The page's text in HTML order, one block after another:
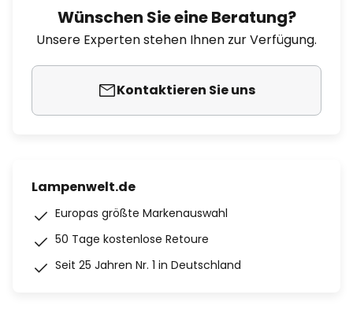
Wünschen Sie eine Beratung?
Unsere Experten stehen Ihnen zur Verfügung.
Kontaktieren Sie uns
Lampenwelt.de
Europas größte Markenauswahl
50 Tage kostenlose Retoure
Seit 25 Jahren Nr. 1 in Deutschland